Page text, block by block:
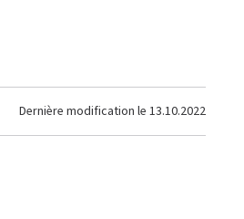
Dernière modification le 13.10.2022